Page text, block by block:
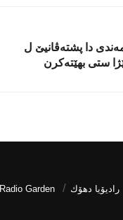
دا پشتەڤانیێ ل
ستی بهێتەکرن
رادیۆیا دهۆك Radio Garden